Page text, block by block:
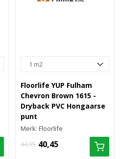
Floorlife YUP Fulham
Chevron Brown 1615 -
Dryback PVC Hongaarse
punt
Merk: Floorlife
44,95 40,45